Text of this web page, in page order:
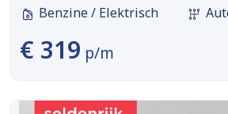
Benzine / Elektrisch
€ 319 p/m